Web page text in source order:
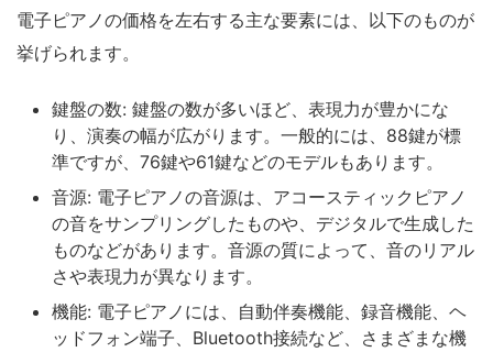
電子ピアノの価格を左右する主な要素には、以下のものが
挙げられます。
鍵盤の数: 鍵盤の数が多いほど、表現力が豊かにな
り、演奏の幅が広がります。一般的には、88鍵が標
準ですが、76鍵や61鍵などのモデルもあります。
音源: 電子ピアノの音源は、アコースティックピアノ
の音をサンプリングしたものや、デジタルで生成した
ものなどがあります。音源の質によって、音のリアル
さや表現力が異なります。
機能: 電子ピアノには、自動伴奏機能、録音機能、ヘ
ッドフォン端子、Bluetooth接続など、さまざまな機